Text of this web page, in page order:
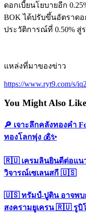
ดอกเบี้ยนโยบายอีก
BOK ได้ปรับขึ้นอัตราดอ
ประวัติการณ์ที่ 0.50% สู่
แหล่งที่มาของข่าว
https://www.ryt9.com/s/
You Might Also Like
🔎 เจาะลึกคลังทองคำ
ทองโลกพุ่ง 💰✨
🇷🇺 เครมลินยินดีต่อแน
วิจารณ์เซเลนสกี 🇺🇸
🇺🇸 ทรัมป์-ปูติน อาจพบ
สงครามยูเครน 🇷🇺 รูบิ